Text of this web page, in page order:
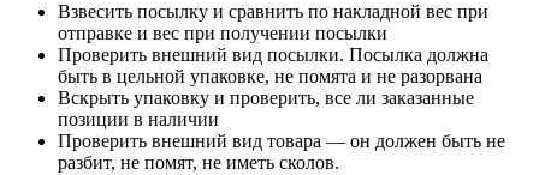
Взвесить посылку и сравнить по накладной вес при
отправке и вес при получении посылки
Проверить внешний вид посылки. Посылка должна
быть в цельной упаковке, не помята и не разорвана
Вскрыть упаковку и проверить, все ли заказанные
позиции в наличии
Проверить внешний вид товара — он должен быть не
разбит, не помят, не иметь сколов.